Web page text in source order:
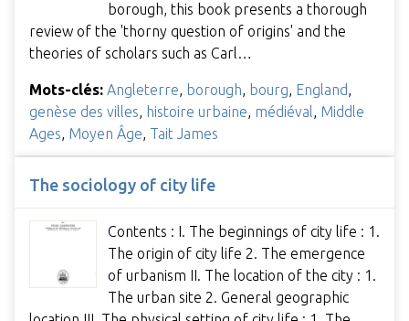
borough, this book presents a thorough
review of the 'thorny question of origins' and the
theories of scholars such as Carl…
Mots-clés: Angleterre, borough, bourg, England,
genèse des villes, histoire urbaine, médiéval, Middle
Ages, Moyen Âge, Tait James
The sociology of city life
Contents : I. The beginnings of city life : 1.
The origin of city life 2. The emergence
of urbanism II. The location of the city : 1.
The urban site 2. General geographic